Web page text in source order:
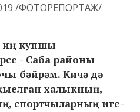
иң купшы
- Саба районы
бәйрәм. Кичә дә
халыкның,
спортчыларның иге-